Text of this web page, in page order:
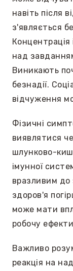
навіть після
з'являється
Концентрація
над
Виникають
безнадії.
відчуження
Фізичні
виявлятися
шлунково-
імунної
вразливим до
здоров'я
може мати
робочу
Важливо
реакція на